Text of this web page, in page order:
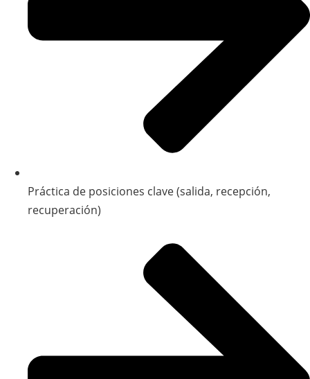
Práctica de posiciones clave (salida, recepción,
recuperación)